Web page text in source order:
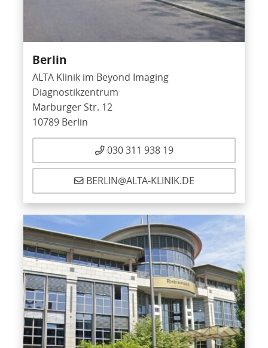
Berlin
ALTA Klinik im Beyond Imaging
Diagnostikzentrum
Marburger Str. 12
10789 Berlin
030 311 938 19
BERLIN@ALTA-KLINIK.DE